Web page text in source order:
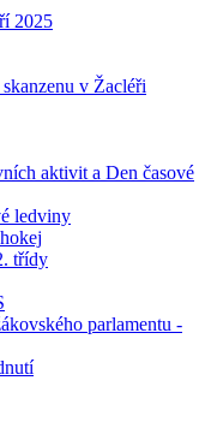
2025
v Žacléři
aktivit a Den časové
ledviny
třídy
parlamentu -